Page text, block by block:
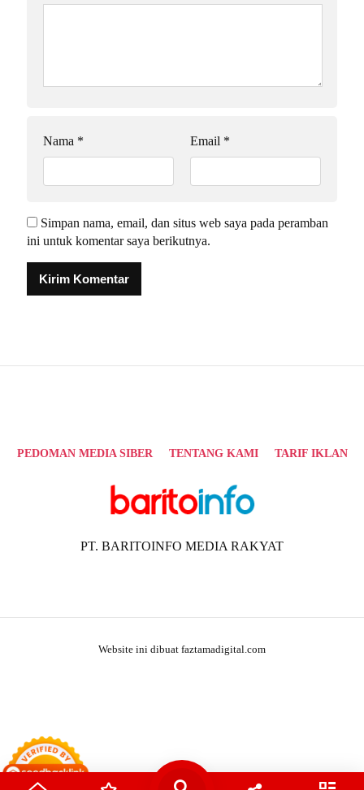
Nama * Email *
Simpan nama, email, dan situs web saya pada peramban
ini untuk komentar saya berikutnya.
PEDOMAN MEDIA SIBER TENTANG KAMI TARIF IKLAN
PT. BARITOINFO MEDIA RAKYAT
Website ini dibuat faztamadigital.com